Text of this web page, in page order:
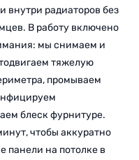
радиаторов без
В работу включено
мы снимаем и
тяжелую
промываем
блеск фурнитуре.
чтобы аккуратно
панели на потолке в